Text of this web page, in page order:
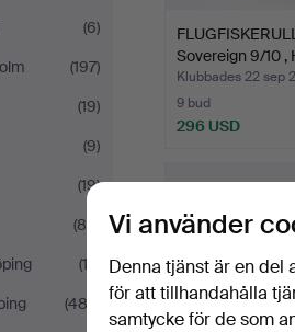
(6)
(197)
(19)
(9)
(19)
(88)
(13)
(483)
Sovereign 9/10 ,
Klubbades 22 sep
9 bud
296 USD
Vi använder
Denna tjänst är en del
för att tillhandahålla
samtycke för de som